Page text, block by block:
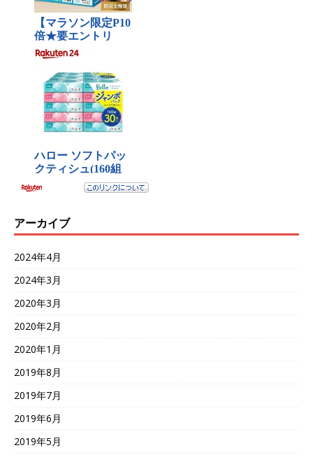
アーカイブ
2024年4月
2024年3月
2020年3月
2020年2月
2020年1月
2019年8月
2019年7月
2019年6月
2019年5月